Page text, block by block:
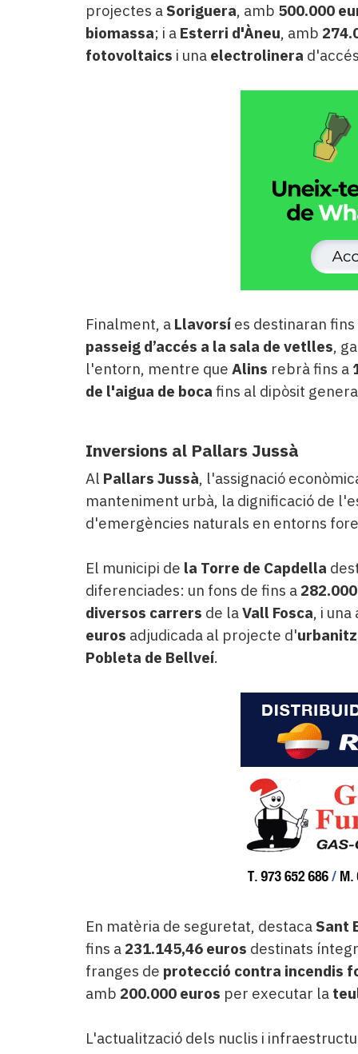
projectes a Soriguera, amb 500.000
biomassa; i a Esterri d'Àneu, amb
fotovoltaics i una electrolinera
Finalment, a Llavorsíes destinaran fins
passeig d’accés a la sala de vetlles,
l'entorn, mentre que Alins rebrà fins a
de l'aigua de boca fins al dipòsit
Inversions al Pallars Jussà
Al Pallars Jussà, l'assignació
manteniment urbà, la dignificació de
d'emergències naturals en entorns
El municipi de la Torre de Capdella
diferenciades: un fons de fins a
diversos carrers de laVall Fosca, i
euros adjudicada al projecte d'
Pobleta de Bellveí.
En matèria de seguretat, destaca Sant
fins a 231.145,46 euros destinats
franges de protecció contra incendis
amb 200.000 euros per executar la
L'actualització dels nuclis i